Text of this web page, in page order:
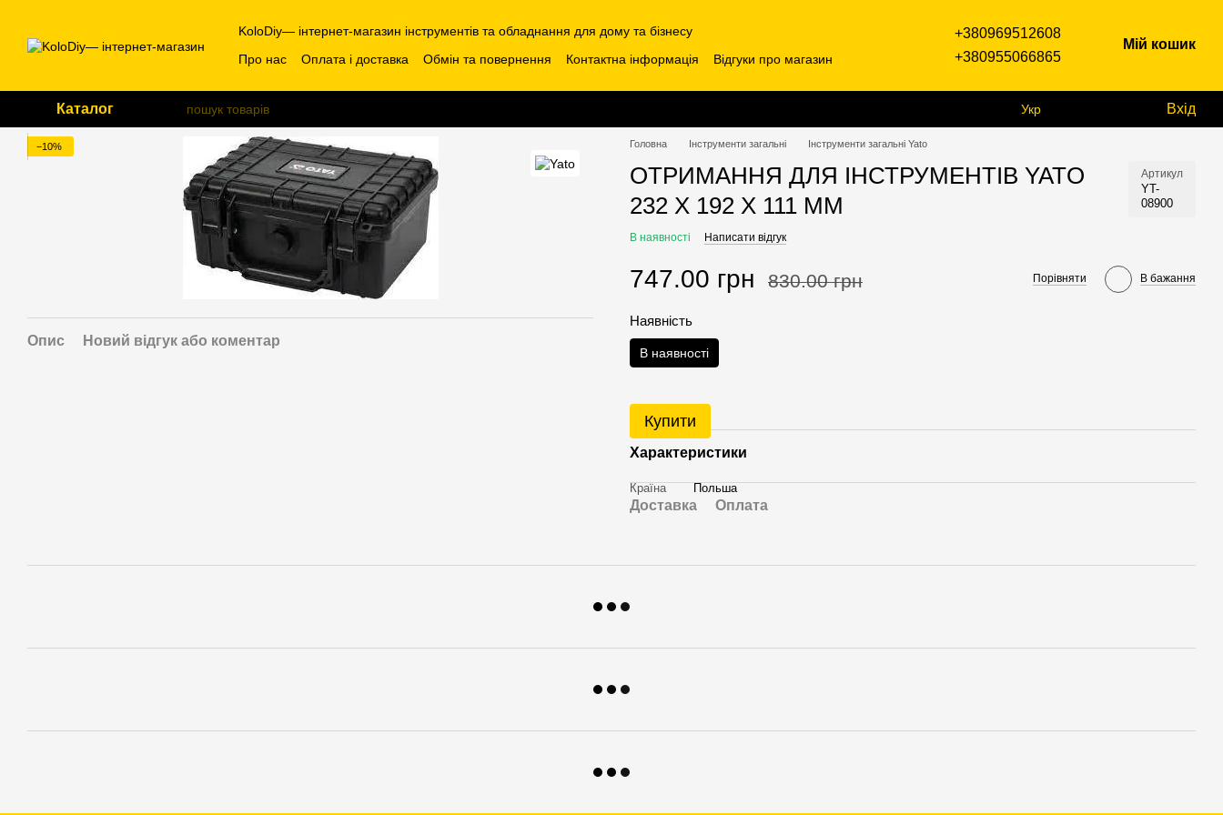
KoloDiy— інтернет-магазин інструментів та обладнання для дому та бізнесу
Про нас
Оплата і доставка Обмін та повернення Контактна інформація Відгуки про магазин
+380969512608
+380955066865
Мій кошик
Каталог Укр Вхід
−10%
Опис Новий відгук або коментар
Головна Інструменти загальні Інструменти загальні Yato
ОТРИМАННЯ ДЛЯ ІНСТРУМЕНТІВ YATO
232 Х 192 Х 111 ММ
Артикул
YT-
08900
В наявності Написати відгук
747.00 грн 830.00 грн Порівняти В бажання
Наявність
В наявності
Купити
Характеристики
Країна Польша
Доставка Оплата